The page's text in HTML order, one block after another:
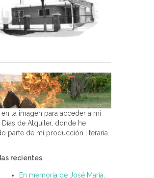
en la imagen para acceder a mi
Días de Alquiler, donde he
parte de mi producción literaria.
recientes
En memoria de José María,